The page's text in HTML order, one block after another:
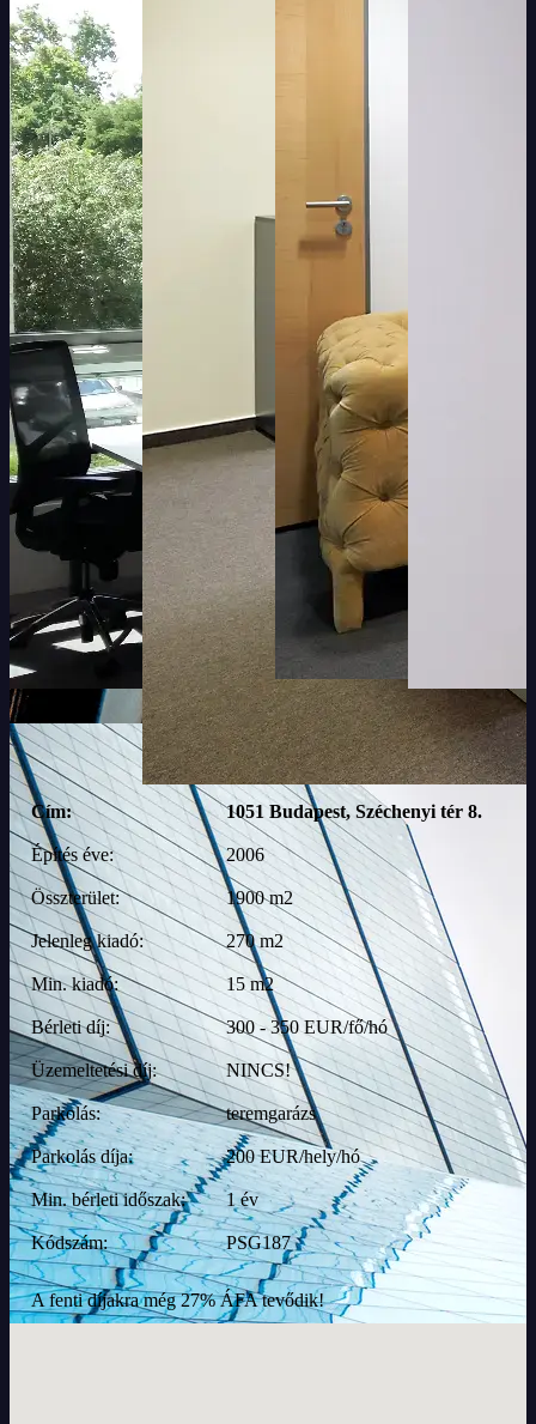
Cím: 1051 Budapest, Széchenyi tér 8.
Építés éve: 2006
Összterület: 1900 m2
Jelenleg kiadó: 270 m2
Min. kiadó: 15 m2
Bérleti díj: 300 - 350 EUR/fő/hó
Üzemeltetési díj: NINCS!
Parkolás: teremgarázs
Parkolás díja: 200 EUR/hely/hó
Min. bérleti időszak: 1 év
Kódszám: PSG187
A fenti díjakra még 27% ÁFA tevődik!